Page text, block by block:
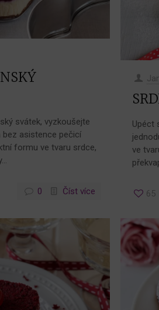
svátek, vyzkoušejte
bez asistence pečicí
formu ve tvaru srdce,
0 Číst více
Upéct
ve
65